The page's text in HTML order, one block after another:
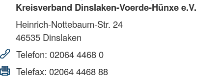
Kreisverband Dinslaken-Voerde-Hünxe e.V.
Heinrich-Nottebaum-Str. 24
46535 Dinslaken
Telefon: 02064 4468 0
Telefax: 02064 4468 88